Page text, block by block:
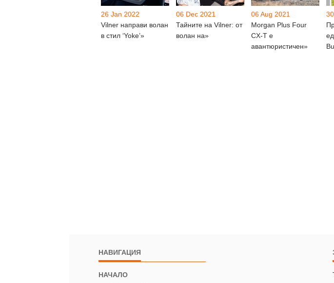
26 Jan 2022
Vilner направи волан
в стил ‘Yoke’»
06 Dec 2021
Тайните на Vilner: от
волан на»
06 Aug 2021
Morgan Plus Four
CX-T e
авантюристичен»
НАВИГАЦИЯ
НАЧАЛО